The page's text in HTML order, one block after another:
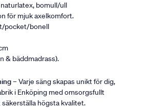
naturlatex, bomull/ull
för mjuk axelkomfort.
pocket/bonell
& bäddmadrass).
– Varje säng skapas unikt för dig,
i Enköping med omsorgsfullt
högsta kvalitet.